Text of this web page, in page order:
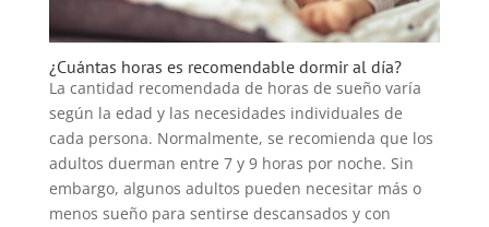
¿Cuántas horas es recomendable dormir al día?
La cantidad recomendada de horas de sueño varía
según la edad y las necesidades individuales de
cada persona. Normalmente, se recomienda que los
adultos duerman entre 7 y 9 horas por noche. Sin
embargo, algunos adultos pueden necesitar más o
menos sueño para sentirse descansados y con